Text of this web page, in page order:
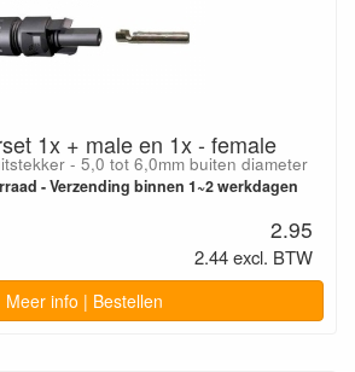
1x + male en 1x - female
- 5,0 tot 6,0mm buiten diameter
- Verzending binnen 1~2 werkdagen
2.95
2.44 excl. BTW
Meer info | Bestellen